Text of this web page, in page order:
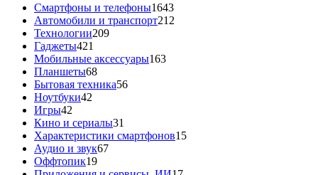
Смартфоны и телефоны1643
Автомобили и транспорт212
Технологии209
Гаджеты421
Мобильные аксессуары163
Планшеты68
Бытовая техника56
Ноутбуки42
Игры42
Кино и сериалы31
Характеристики смартфонов15
Аудио и звук67
Оффтопик19